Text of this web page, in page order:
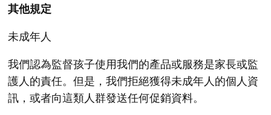
其他規定
未成年人
我們認為監督孩子使用我們的產品或服務是家長或監
護人的責任。但是，我們拒絕獲得未成年人的個人資
訊，或者向這類人群發送任何促銷資料。